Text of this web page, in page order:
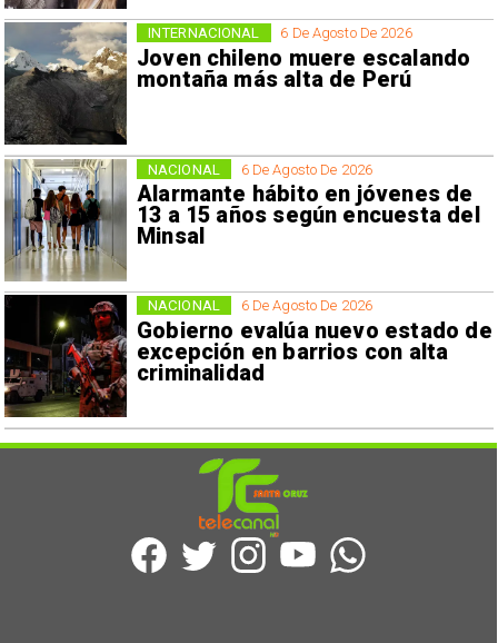
6 De Agosto De 2026
Joven chileno muere escalando
montaña más alta de Perú
INTERNACIONAL
6 De Agosto De 2026
Alarmante hábito en jóvenes de
13 a 15 años según encuesta del
Minsal
NACIONAL
6 De Agosto De 2026
Gobierno evalúa nuevo estado de
excepción en barrios con alta
criminalidad
NACIONAL